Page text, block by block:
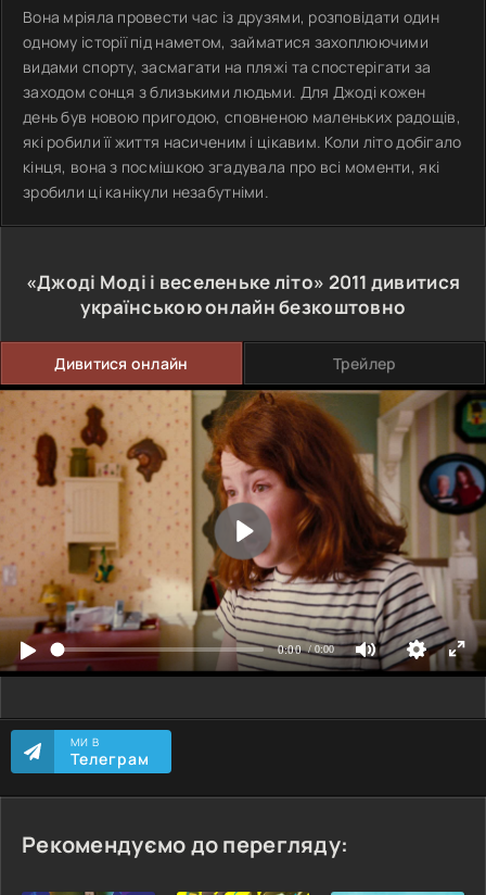
Вона мріяла провести час із друзями, розповідати один
одному історії під наметом, займатися захоплюючими
видами спорту, засмагати на пляжі та спостерігати за
заходом сонця з близькими людьми. Для Джоді кожен
день був новою пригодою, сповненою маленьких радощів,
які робили її життя насиченим і цікавим. Коли літо добігало
кінця, вона з посмішкою згадувала про всі моменти, які
зробили ці канікули незабутніми.
«Джоді Моді і веселеньке літо» 2011 дивитися
українською онлайн безкоштовно
Дивитися онлайн Трейлер
МИ В
Телеграм
Рекомендуємо до перегляду: